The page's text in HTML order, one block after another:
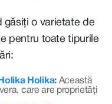
găsiți o varietate de
pentru toate tipurile
Holika:Această
care are proprietăți